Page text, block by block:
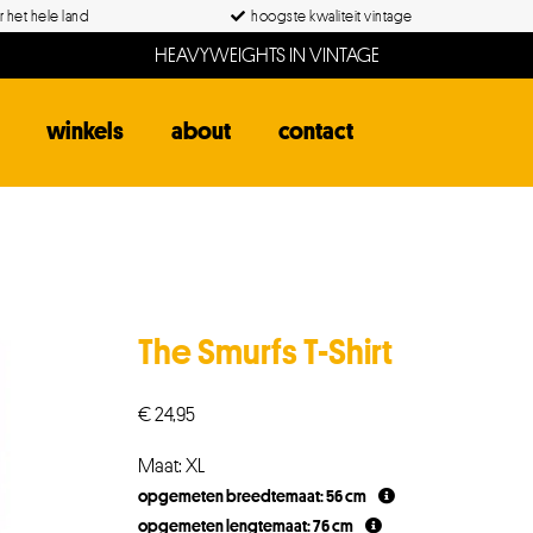
het hele land hoogste kwaliteit vintage
HEAVYWEIGHTS IN VINTAGE
winkels about contact
The Smurfs T-Shirt
€24,95
Maat: XL
opgemeten breedtemaat: 56 cm
opgemeten lengtemaat: 76 cm